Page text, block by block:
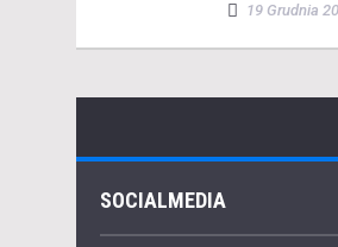
19 Grudnia
SOCIALMEDIA